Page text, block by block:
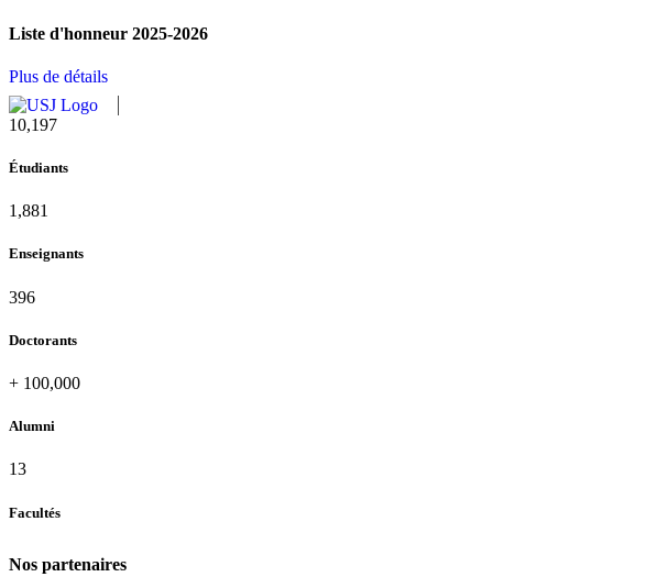
Liste d'honneur 2025-2026
Plus de détails
11,727
Étudiants
2,142
Enseignants
437
Doctorants
+ 100,000
Alumni
13
Facultés
Nos partenaires